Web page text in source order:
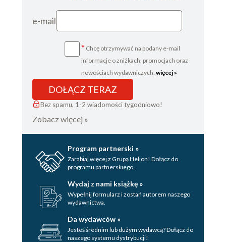
e-mail
* Chcę otrzymywać na podany e-mail
informacje o zniżkach, promocjach oraz
nowościach wydawniczych. więcej »
DOŁĄCZ TERAZ
Bez spamu, 1-2 wiadomości tygodniowo!
Zobacz więcej »
Program partnerski »
Zarabiaj więcej z Grupą Helion! Dołącz do
programu partnerskiego.
Wydaj z nami książkę »
Wypełnij formularz i zostań autorem naszego
wydawnictwa.
Da wydawców »
Jesteś średnim lub dużym wydawcą? Dołącz do
naszego systemu dystrybucji!